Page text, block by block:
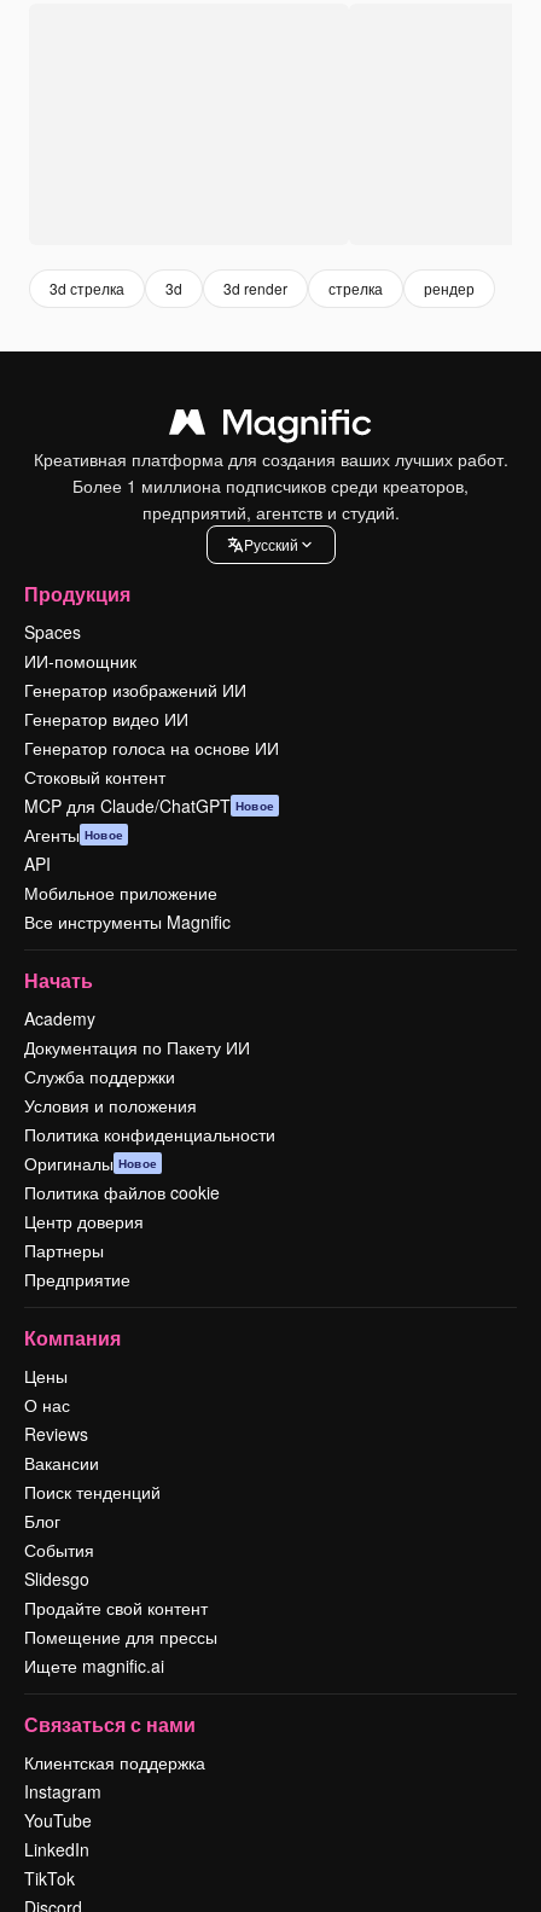
3d стрелка 3d 3d render стрелка рендер
Креативная платформа для создания ваших лучших работ.
Более 1 миллиона подписчиков среди креаторов,
предприятий, агентств и студий.
Pусский
Продукция
Spaces
ИИ-помощник
Генератор изображений ИИ
Генератор видео ИИ
Генератор голоса на основе ИИ
Стоковый контент
MCP для Claude/ChatGPT Новое
Агенты Новое
API
Мобильное приложение
Все инструменты Magnific
Начать
Academy
Документация по Пакету ИИ
Служба поддержки
Условия и положения
Политика конфиденциальности
Оригиналы Новое
Политика файлов cookie
Центр доверия
Партнеры
Предприятие
Компания
Цены
О нас
Reviews
Вакансии
Поиск тенденций
Блог
События
Slidesgo
Продайте свой контент
Помещение для прессы
Ищете magnific.ai
Связаться с нами
Клиентская поддержка
Instagram
YouTube
LinkedIn
TikTok
Discord